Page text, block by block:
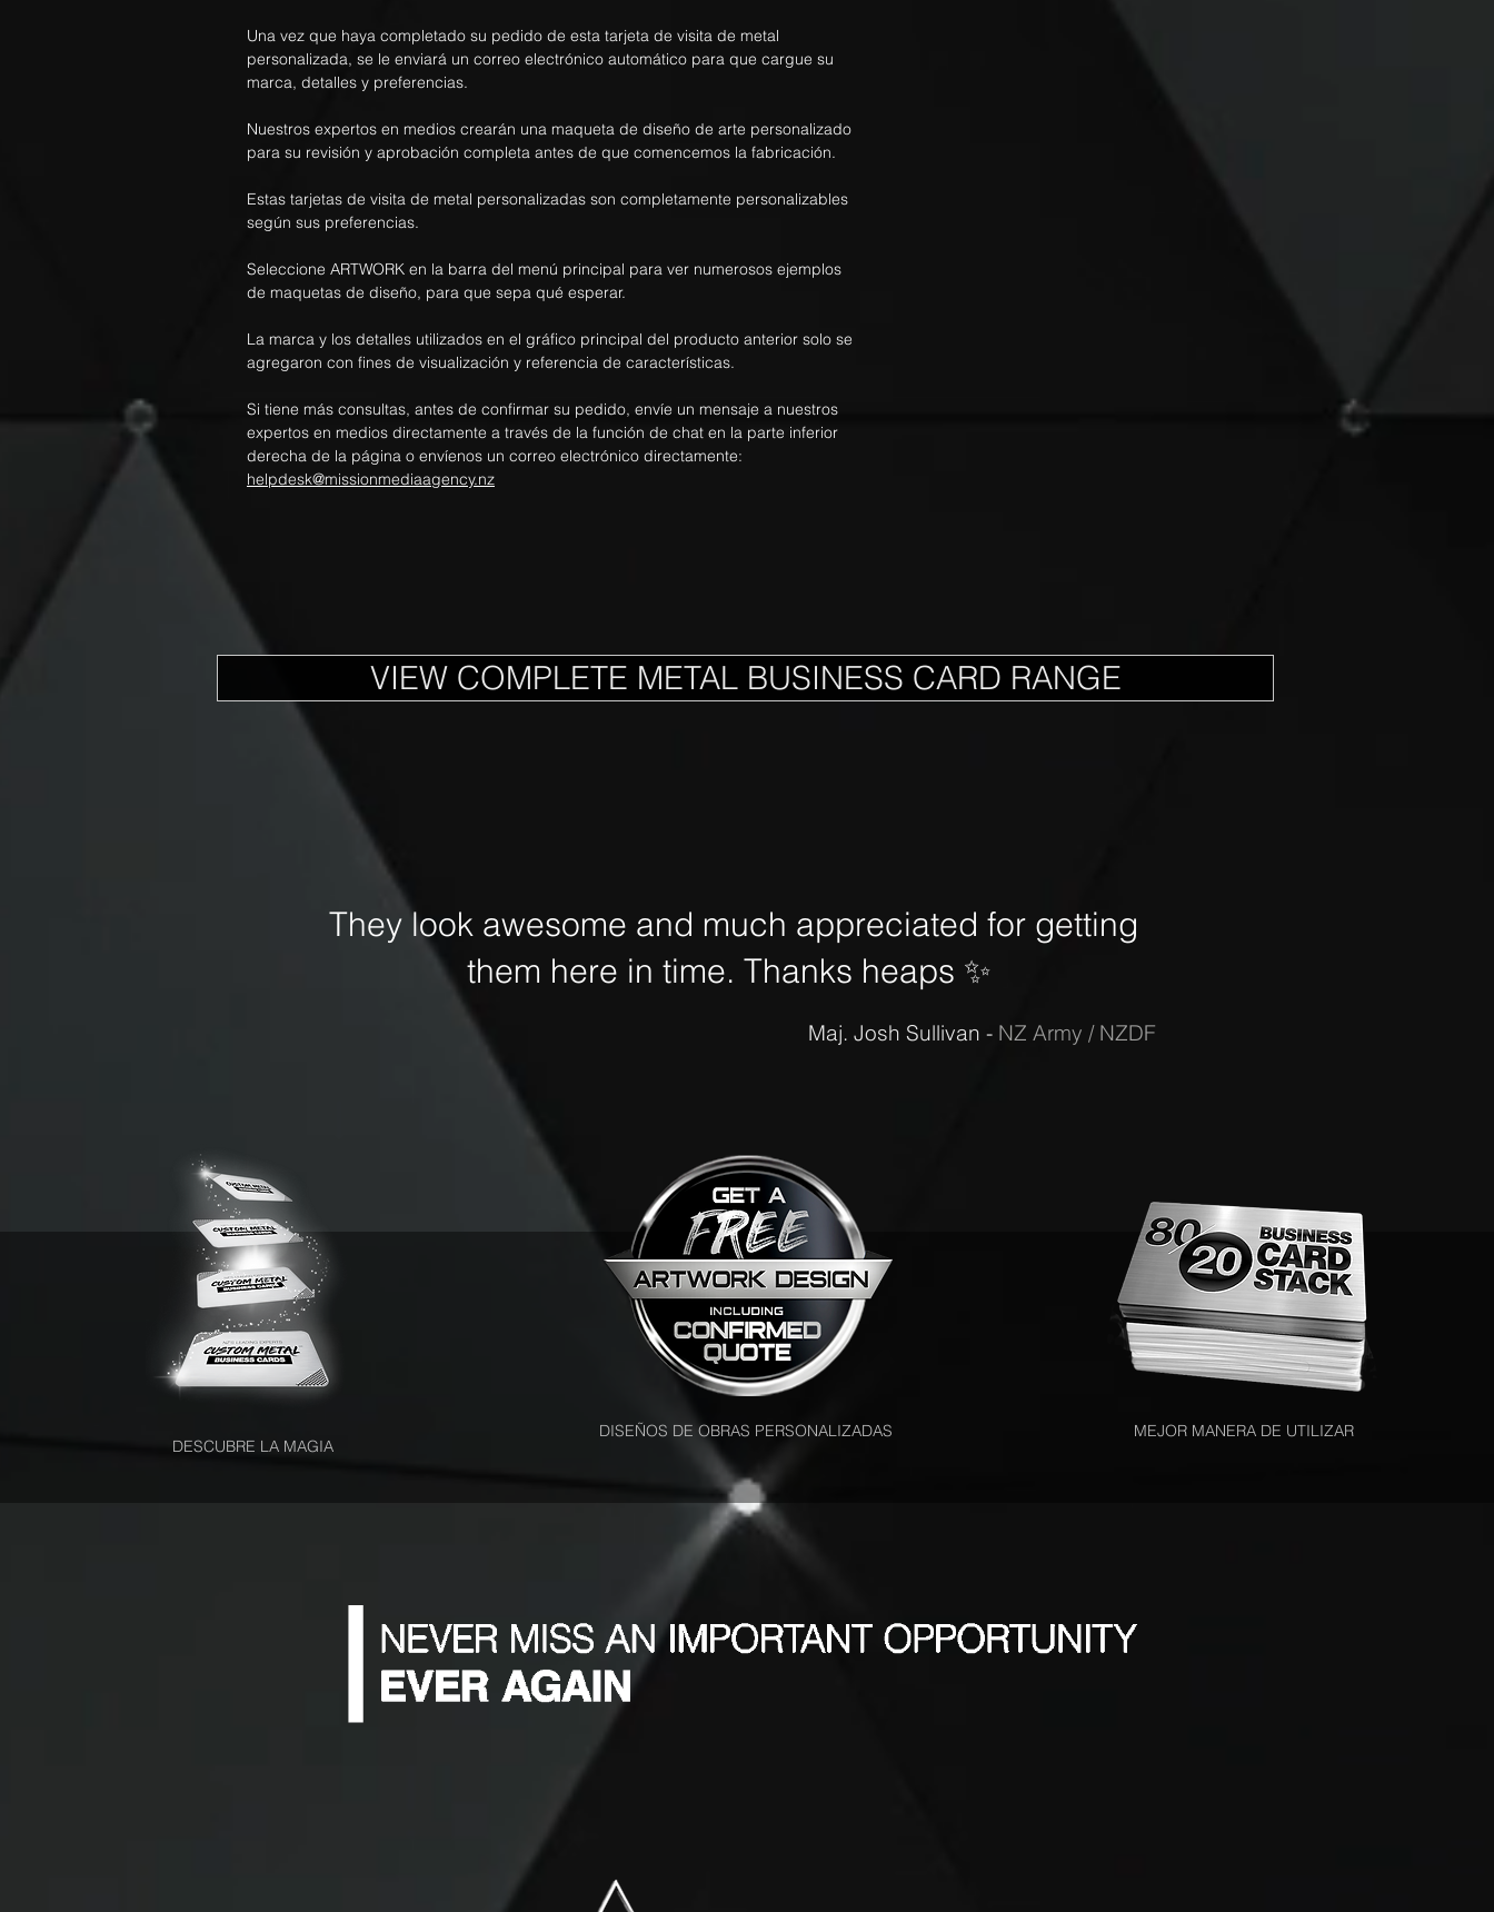
Una vez que haya completado su pedido de esta tarjeta de visita de metal
personalizada, se le enviará un correo electrónico automático para que cargue su
marca, detalles y preferencias.
Nuestros expertos en medios crearán una maqueta de diseño de arte personalizado
para su revisión y aprobación completa antes de que comencemos la fabricación.
Estas tarjetas de visita de metal personalizadas son completamente personalizables
según sus preferencias.
Seleccione ARTWORK en la barra del menú principal para ver numerosos ejemplos
de maquetas de diseño, para que sepa qué esperar.
La marca y los detalles utilizados en el gráfico principal del producto anterior solo se
agregaron con fines de visualización y referencia de características.
Si tiene más consultas, antes de confirmar su pedido, envíe un mensaje a nuestros
expertos en medios directamente a través de la función de chat en la parte inferior
derecha de la página o envíenos un correo electrónico directamente:
helpdesk@missionmediaagency.nz
VIEW COMPLETE METAL BUSINESS CARD RANGE
They look awesome and much appreciated for getting
them here in time. Thanks heaps ✨
Maj. Josh Sullivan - NZ Army / NZDF
DESCUBRE LA MAGIA
DISEÑOS DE OBRAS PERSONALIZADAS MEJOR MANERA DE UTILIZAR